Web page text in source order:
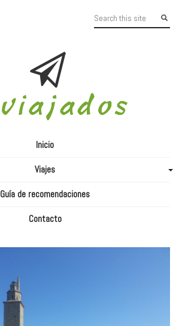
Inicio
Viajes
Guía de recomendaciones
Contacto